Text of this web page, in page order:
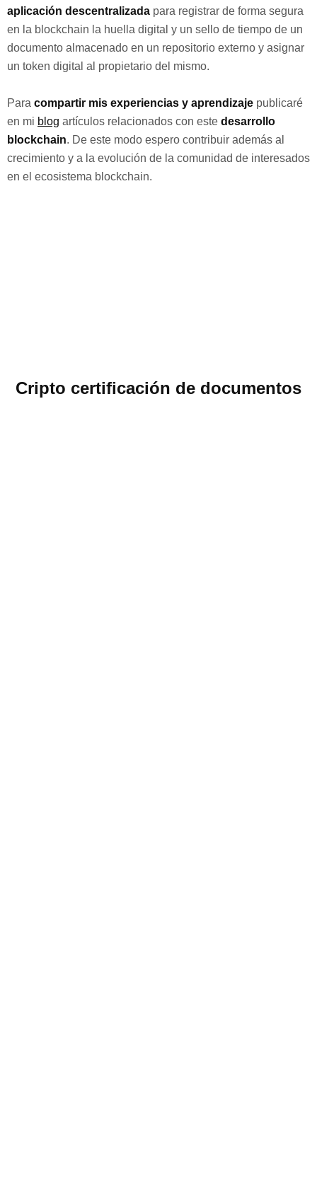
aplicación descentralizada para registrar de forma segura
en la blockchain la huella digital y un sello de tiempo de un
documento almacenado en un repositorio externo y asignar
un token digital al propietario del mismo.
Para compartir mis experiencias y aprendizaje publicaré
en mi blog artículos relacionados con este desarrollo
blockchain. De este modo espero contribuir además al
crecimiento y a la evolución de la comunidad de interesados
en el ecosistema blockchain.
Cripto certificación de documentos